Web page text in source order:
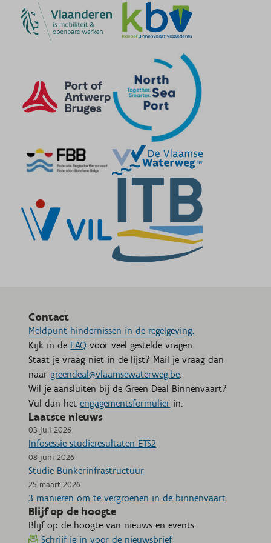
Contact
Meldpunt hindernissen in de regelgeving.
Kijk in de FAQ voor veel gestelde vragen.
Staat je vraag niet in de lijst? Mail je vraag dan
naargreendeal@vlaamsewaterweg.be
Wil je aansluiten bij de Green Deal Binnenvaart?
Vul dan hetengagementsformulier in.
Laatste nieuws
03 juli 2026
Infosessie studieresultaten ETS2
08 juni 2026
Studie Bunkerinfrastructuur
25 maart 2026
3 manieren om te vergroenen in de binnenvaart
Blijf op de hoogte
Blijf op de hoogte van nieuws en events:
Schrijf je in voor de nieuwsbrief